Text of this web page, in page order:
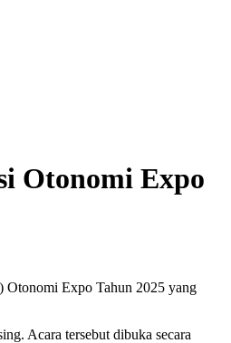
Otonomi Expo
Expo Tahun 2025 yang
Acara tersebut dibuka secara